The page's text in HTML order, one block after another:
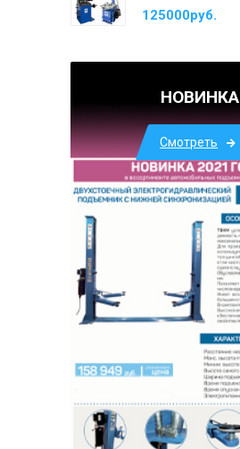
125000руб.
НОВИНКА
Смотреть